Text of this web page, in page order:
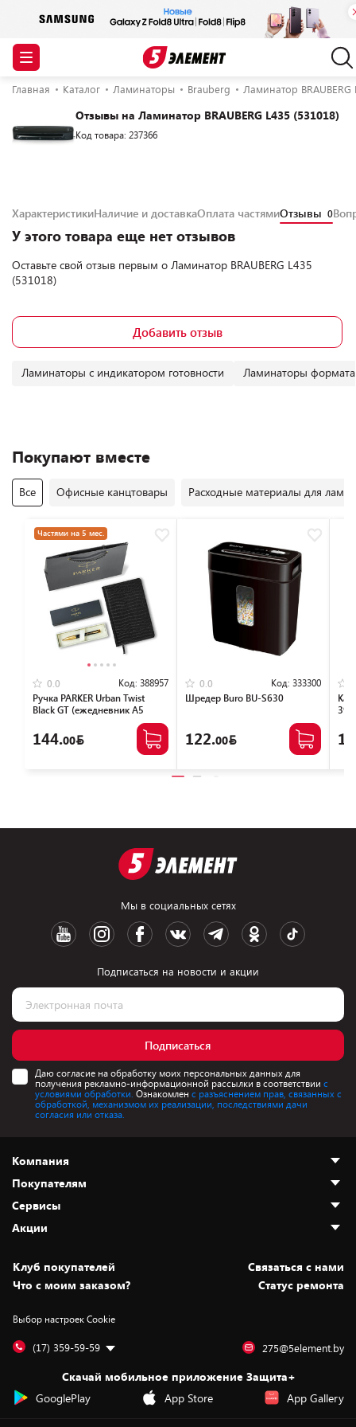
Главная Каталог Ламинаторы Brauberg Ламинатор BRAUBERG
Отзывы на Ламинатор BRAUBERG L435 (531018)
Код товара: 237366
ХарактеристикиНаличие и доставкаОплата частямиОтзывы 0
У этого товара еще нет отзывов
Оставьте свой отзыв первым о Ламинатор BRAUBERG L435
(531018)
Добавить отзыв
Ламинаторы с индикатором готовности Ламинаторы
Покупают вместе
Все Офисные канцтовары Расходные материалы для
Частями на 5 мес.
0.0 Код: 388957
Ручка PARKER Urban Twist
Black GT (ежедневник А5
144.00
0.0 Код: 333300
Шредер Buro BU-S630
122.00
Мы в социальных сетях
Подписаться на новости и акции
Подписаться
Даю согласие на обработку моих персональных данных для
получения рекламно-информационной рассылки в соответствии с
условиями обработки. Ознакомлен с разъяснением прав, связанных с
обработкой, механизмом их реализации, последствиями дачи
согласия или отказа.
Компания
О нас
Адреса магазинов
Новости
Статьи и обзоры
Вакансии
Дай пять добру!
Покупателям
Как сделать заказ
Оплата и доставка
Безналичный расчёт
Обмен и возврат товара
Обработка персональных данных
Подарочные карты
Сервисы
Установка техники
Для игровых консолей
Для мобильных устройств
Для компьютеров
Сервисные центры
Акции
Скидки и промокоды
Белорусские товары
Бонусы
Оплата частями
Новинки
Клуб покупателей
Cвязаться с нами
Что с моим заказом?
Статус ремонта
Выбор настроек Cookie
(17) 359-59-59 275@5element.by
Скачай мобильное приложение Защита+
GooglePlay
App Store App Gallery